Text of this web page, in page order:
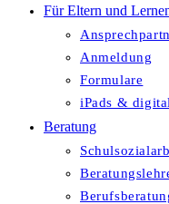
Für Eltern und
Anmeldung
Formulare
iPads &
Beratung